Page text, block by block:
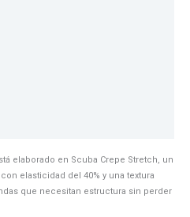
elaborado en Scuba Crepe Stretch, un
elasticidad del 40% y una textura
que necesitan estructura sin perder